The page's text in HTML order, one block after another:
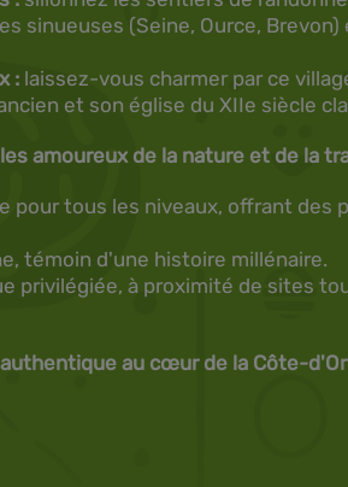
sinueuses (Seine, Ource, Brevon)
: laissez-vous charmer par ce
et son église du XIIe siècle
amoureux de la nature et de la
pour tous les niveaux, offrant des
témoin d'une histoire millénaire.
privilégiée, à proximité de sites
au cœur de la Côte-